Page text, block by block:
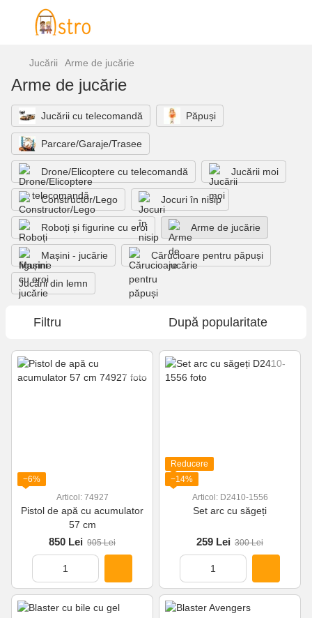
Jucării Arme de jucărie
Arme de jucărie
Jucării cu telecomandă Păpuși
Parcare/Garaje/Trasee
Drone/Elicoptere cu telecomandă Jucării moi
Constructor/Lego Jocuri în nisip
Roboți și figurine cu eroi Arme de jucărie
Mașini - jucărie Cărucioare pentru păpuși
Jucării din lemn
Filtru După popularitate
−6%
Articol: 74927
Pistol de apă cu acumulator
57 cm
850 Lei 905 Lei
Reducere
−14%
Articol: D2410-1556
Set arc cu săgeți
259 Lei 300 Lei